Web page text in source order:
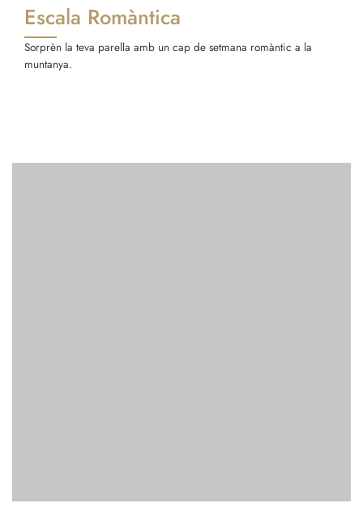
Escala Romàntica
Sorprèn la teva parella amb un cap de setmana romàntic a la
muntanya.